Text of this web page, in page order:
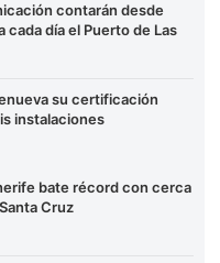
contarán desde
día el Puerto de Las
su certificación
instalaciones
bate récord con cerca
Cruz